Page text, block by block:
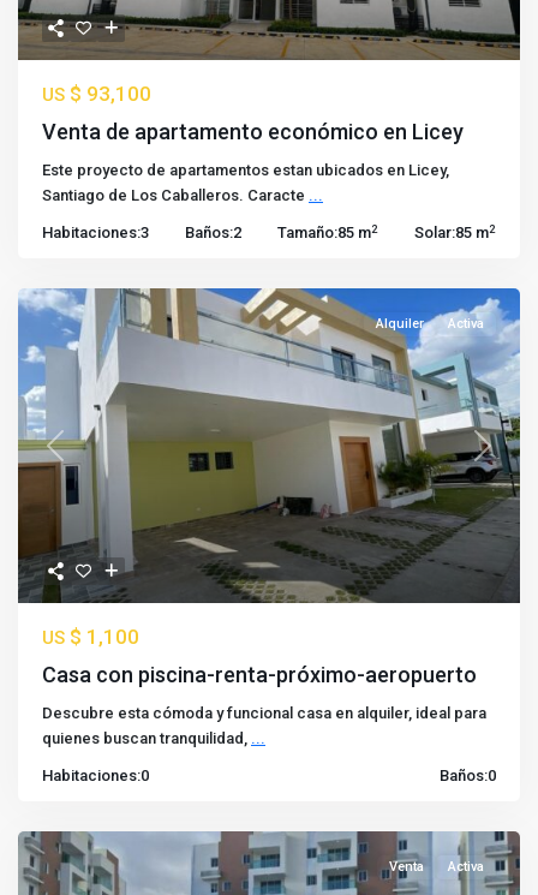
US $ 93,100
Venta de apartamento económico en Licey
Este proyecto de apartamentos estan ubicados en Licey,
Santiago de Los Caballeros. Caracte ...
Habitaciones:3 Baños:2 Tamaño:85 m2 Solar:85 m2
Previous Next
Alquiler Activa
US $ 1,100
Casa con piscina-renta-próximo-aeropuerto
Descubre esta cómoda y funcional casa en alquiler, ideal para
quienes buscan tranquilidad, ...
Habitaciones:0 Baños:0
Venta Activa